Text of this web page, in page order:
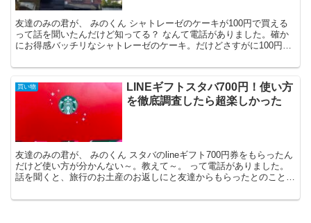
友達のみの君が、 みのくん シャトレーゼのケーキが100円で買える
って話を聞いたんだけど知ってる？ なんて電話がありました。確か
にお得感バッチリなシャトレーゼのケーキ。だけどさすがに100円の
買い物
LINEギフトスタバ700円！使い方
を徹底調査したら超楽しかった
友達のみの君が、 みのくん スタバのlineギフト700円券をもらったん
だけど使い方が分かんない～。教えて～。 って電話がありました。
話を聞くと、旅行のお土産のお返しにと友達からもらったとのこと。